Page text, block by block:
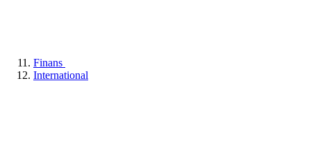
Finans
International